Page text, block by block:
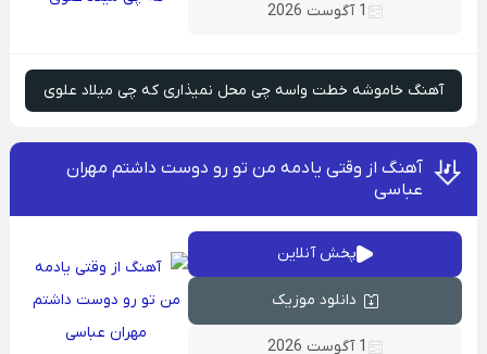
1 آگوست 2026
آهنگ خاموشه خطت واسه چی محل نمیذاری که چی میلاد علوی
آهنگ از وقتی یادمه من تو رو دوست داشتم مهران
عباسی
پخش آنلاین
دانلود موزیک
1 آگوست 2026